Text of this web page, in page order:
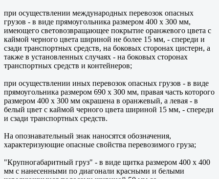
при осуществлении международных перевозок опасных
грузов - в виде прямоугольника размером 400 х 300 мм,
имеющего световозвращающее покрытие оранжевого цвета с
каймой черного цвета шириной не более 15 мм, - спереди и
сзади транспортных средств, на боковых сторонах цистерн, а
также в установленных случаях - на боковых сторонах
транспортных средств и контейнеров;
при осуществлении иных перевозок опасных грузов - в виде
прямоугольника размером 690 х 300 мм, правая часть которого
размером 400 х 300 мм окрашена в оранжевый, а левая - в
белый цвет с каймой черного цвета шириной 15 мм, - спереди
и сзади транспортных средств.
На опознавательный знак наносятся обозначения,
характеризующие опасные свойства перевозимого груза;
"Крупногабаритный груз" - в виде щитка размером 400 x 400
мм с нанесенными по диагонали красными и белыми